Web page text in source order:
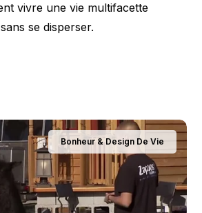
vivre une vie multifacette
sans se disperser.
Bonheur & Design De Vie